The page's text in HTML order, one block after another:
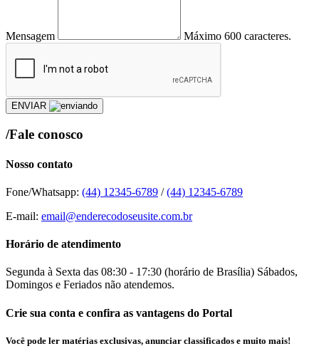
Mensagem Máximo 600 caracteres.
ENVIAR
/Fale conosco
Nosso contato
Fone/Whatsapp: (44) 12345-6789 /(44) 12345-6789
E-mail: email@enderecodoseusite.com.br
Horário de atendimento
Segunda à Sexta das 08:30 - 17:30 (horário de Brasília) Sábados,
Domingos e Feriados não atendemos.
Crie sua conta e confira as vantagens do Portal
Você pode ler matérias exclusivas, anunciar classificados e muito mais!